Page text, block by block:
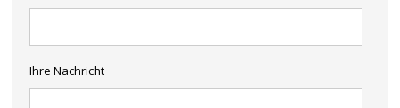
Ihre Nachricht